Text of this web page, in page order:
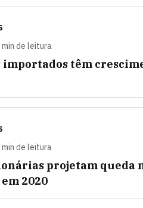
min de leitura
têm
min de leitura
projetam queda
2020